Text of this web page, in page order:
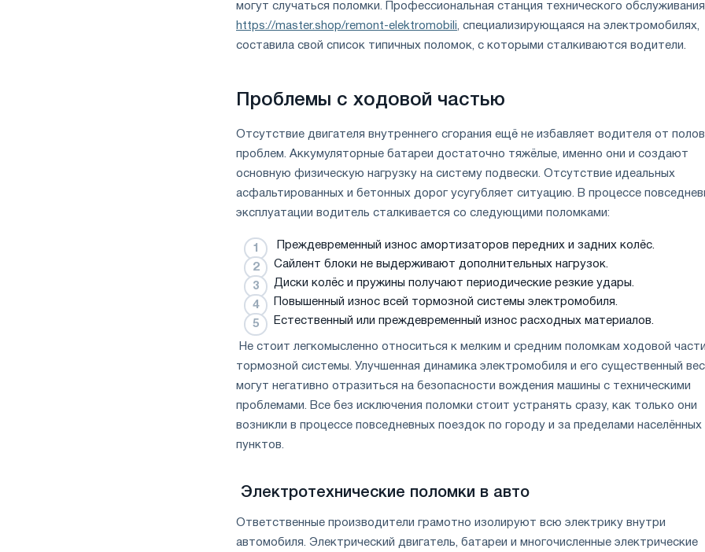
могут случаться поломки. Профессиональная станция технического обслуживания
https://master.shop/remont-elektromobili, специализирующаяся на электромобилях,
составила свой список типичных поломок, с которыми сталкиваются водители.
Проблемы с ходовой частью
Отсутствие двигателя внутреннего сгорания ещё не избавляет водителя от
проблем. Аккумуляторные батареи достаточно тяжёлые, именно они и создают
основную физическую нагрузку на систему подвески. Отсутствие идеальных
асфальтированных и бетонных дорог усугубляет ситуацию. В процессе
эксплуатации водитель сталкивается со следующими поломками:
Преждевременный износ амортизаторов передних и задних колёс.
Сайлент блоки не выдерживают дополнительных нагрузок.
Диски колёс и пружины получают периодические резкие удары.
Повышенный износ всей тормозной системы электромобиля.
Естественный или преждевременный износ расходных материалов.
Не стоит легкомысленно относиться к мелким и средним поломкам ходовой
тормозной системы. Улучшенная динамика электромобиля и его существенный вес
могут негативно отразиться на безопасности вождения машины с техническими
проблемами. Все без исключения поломки стоит устранять сразу, как только они
возникли в процессе повседневных поездок по городу и за пределами населённых
пунктов.
Электротехнические поломки в авто
Ответственные производители грамотно изолируют всю электрику внутри
автомобиля. Электрический двигатель, батареи и многочисленные электрические